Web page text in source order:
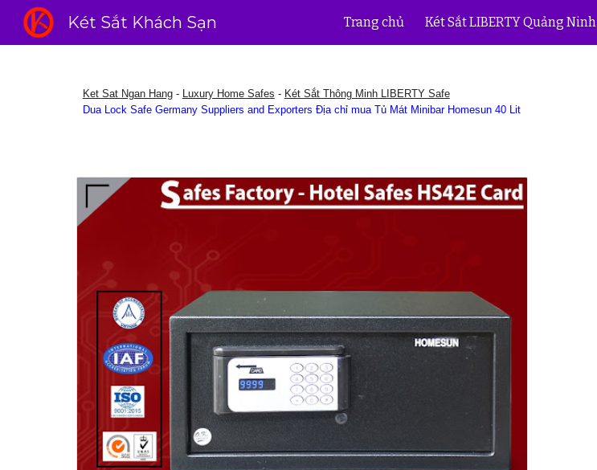
Skip to main content
Két Sắt Khách Sạn Trang chủ Két Sắt LIBERTY Quảng Ninh
Ket Sat Ngan Hang- Luxury Home Safes - Két Sắt Thông Minh LIBERTY Safe
Dua Lock Safe Germany Suppliers and Exporters Địa chỉ mua Tủ Mát Minibar Homesun 40 Lit